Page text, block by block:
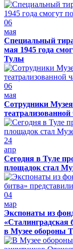
06
мая
Специальный
мая 1945 года
Тулы
06
мая
Сотрудники
24
апр
Сегодня в Туле
площадок стал
04
мар
Экспонаты из
«Сталинградская
в Музее обороны